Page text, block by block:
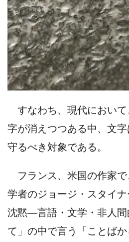
すなわち、現代において
字が消えつつある中、文
守るべき対象である。
フランス、米国の作家
学者のジョージ・スタイ
沈黙―言語・文学・非人間
て」の中で言う「ことば